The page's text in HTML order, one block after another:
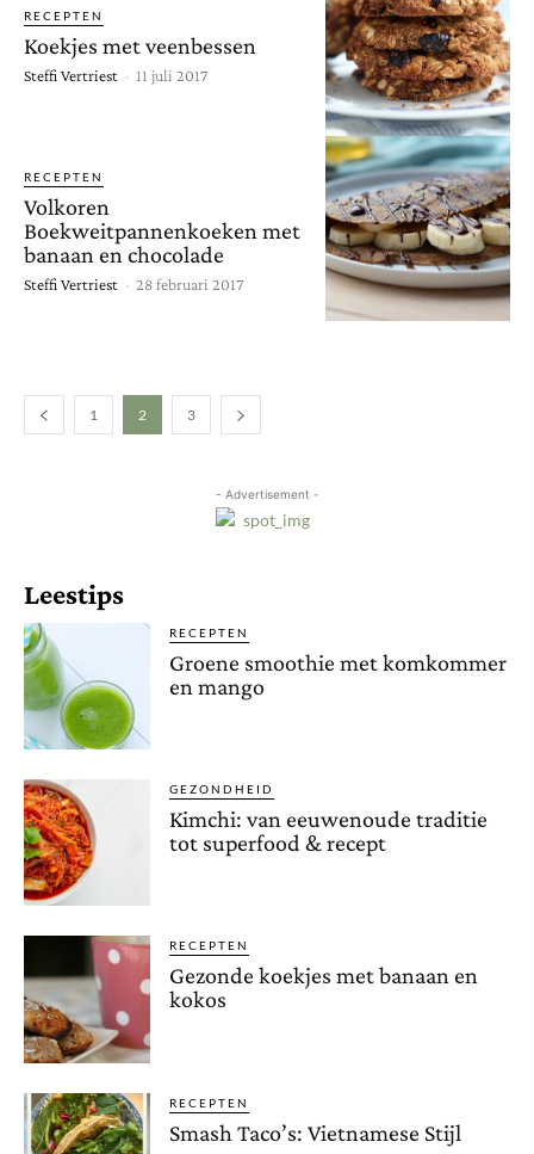
RECEPTEN
Koekjes met veenbessen
Steffi Vertriest - 11 juli 2017
RECEPTEN
Volkoren
Boekweitpannenkoeken met
banaan en chocolade
Steffi Vertriest - 28 februari 2017
1 2 3
- Advertisement -
Leestips
RECEPTEN
Groene smoothie met komkommer
en mango
GEZONDHEID
Kimchi: van eeuwenoude traditie
tot superfood & recept
RECEPTEN
Gezonde koekjes met banaan en
kokos
RECEPTEN
Smash Taco’s: Vietnamese Stijl